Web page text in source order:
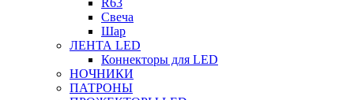
R63
Свеча
Шар
ЛЕНТА LED
Коннекторы для LED
НОЧНИКИ
ПАТРОНЫ